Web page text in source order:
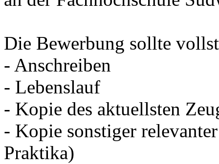
Die Bewerbung sollte
- Anschreiben
- Lebenslauf
- Kopie des aktuellsten
- Kopie sonstiger
Praktika)